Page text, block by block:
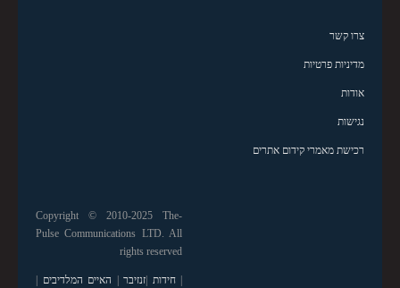
צרו קשר
מדיניות פרטיות
אודות
נגישות
רכישת מאמרי קידום אתרים
Copyright © 2010-2025 The-
Pulse Communications LTD. All
rights reserved
|חידות זנזיבר האיים המלדיבים